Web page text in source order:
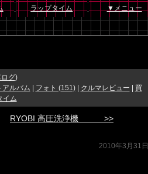
ラップタイム ▼メニュー
グ)
アルバム フォト (151)| クルマレビュー
買
イム
RYOBI 高圧洗浄機 >>
2010年3月31日